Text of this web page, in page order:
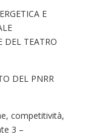
E
DEL TEATRO
DEL PNRR
competitività,
3 –